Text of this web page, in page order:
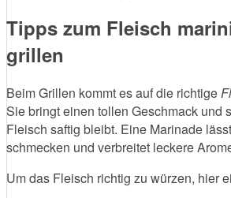
Tipps zum Fleisch
grillen
Beim Grillen kommt es auf die richtige
Sie bringt einen tollen Geschmack und
Fleisch saftig bleibt. Eine Marinade
schmecken und verbreitet leckere
Um das Fleisch richtig zu würzen, hier